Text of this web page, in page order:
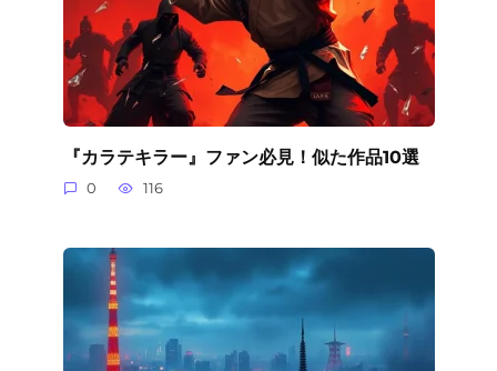
『カラテキラー』ファン必見！似た作品10選
0 116